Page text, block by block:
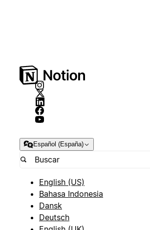
Español (España)
English (US)
Bahasa Indonesia
Dansk
Deutsch